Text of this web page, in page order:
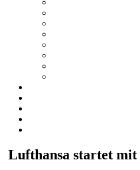
Lufthansa startet